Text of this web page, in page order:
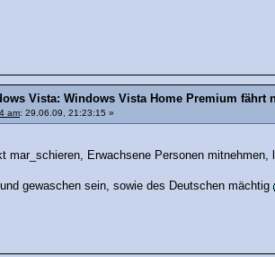
Vista: Windows Vista Home Premium fährt
am: 29.06.09, 21:23:15 »
mar_schieren, Erwachsene Personen
gewaschen sein, sowie des Deutschen mächtig